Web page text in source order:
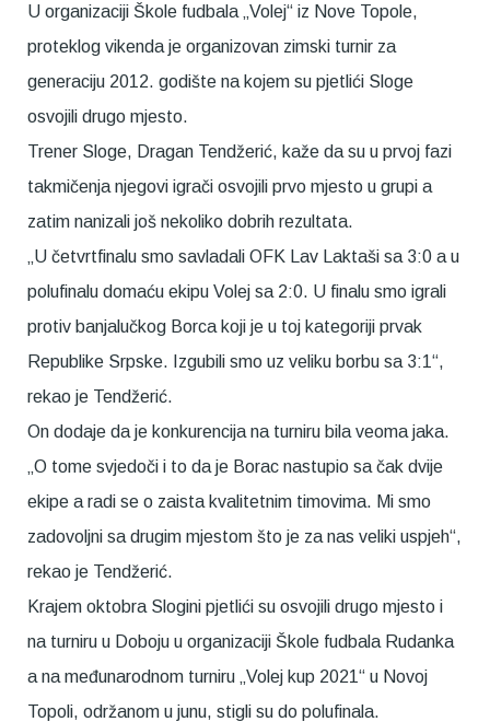
U organizaciji Škole fudbala „Volej“ iz Nove Topole,
proteklog vikenda je organizovan zimski turnir za
generaciju 2012. godište na kojem su pjetlići Sloge
osvojili drugo mjesto.
Trener Sloge, Dragan Tendžerić, kaže da su u prvoj fazi
takmičenja njegovi igrači osvojili prvo mjesto u grupi a
zatim nanizali još nekoliko dobrih rezultata.
„U četvrtfinalu smo savladali OFK Lav Laktaši sa 3:0 a u
polufinalu domaću ekipu Volej sa 2:0. U finalu smo igrali
protiv banjalučkog Borca koji je u toj kategoriji prvak
Republike Srpske. Izgubili smo uz veliku borbu sa 3:1“,
rekao je Tendžerić.
On dodaje da je konkurencija na turniru bila veoma jaka.
„O tome svjedoči i to da je Borac nastupio sa čak dvije
ekipe a radi se o zaista kvalitetnim timovima. Mi smo
zadovoljni sa drugim mjestom što je za nas veliki uspjeh“,
rekao je Tendžerić.
Krajem oktobra Slogini pjetlići su osvojili drugo mjesto i
na turniru u Doboju u organizaciji Škole fudbala Rudanka
a na međunarodnom turniru „Volej kup 2021“ u Novoj
Topoli, održanom u junu, stigli su do polufinala.